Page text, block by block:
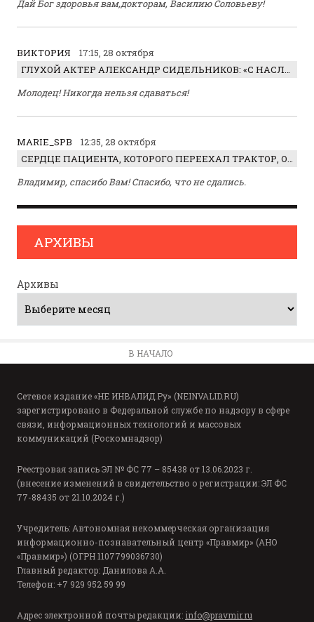
Дай Бог здоровья вам,докторам, Василию Соловьеву!
ВИКТОРИЯ
17:15, 28 октября
ГЛУХОЙ АКТЕР АЛЕКСАНДР СИДЕЛЬНИКОВ: «С НАСЛАЖДЕНИЕМ ИГРАЛ ОТРИЦАТЕЛЬНОГО ГЕРОЯ!»
Молодец! Никогда нельзя сдаваться!
MARIE_SPB
12:35, 28 октября
СЕРДЦЕ ПАЦИЕНТА, КОТОРОГО ПЕРЕЕХАЛ ТРАКТОР, ОБНАРУЖИЛИ… В ЖИВОТЕ
Владимир, спасибо Вам! Спасибо, что не сдались.
АРХИВЫ
Архивы
В НАЧАЛО
Сетевое издание «НЕ ИНВАЛИД.Ру» (NEINVALID.RU)
зарегистрировано в Федеральной службе по надзору в сфере
связи, информационных технологий и массовых
коммуникаций (Роскомнадзор)
Реестровая запись ЭЛ № ФС 77 – 85438 от 13.06.2023 г.
(внесение изменений в свидетельство о регистрации: ЭЛ ФС
77-88435 от 21.10.2024 г.)
Учредитель: Автономная некоммерческая организация
информационно-познавательный центр «Правмир» (АНО
«Правмир») (ОГРН 1107799036730)
Главный редактор: Данилова А.А.
Телефон: +7 929 952 59 99
Адрес электронной почты редакции: info@pravmir.ru